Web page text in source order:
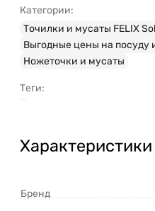
Категории:
Точилки и мусаты FELIX
Выгодные цены на посуду
Ножеточки и мусаты
Теги:
Характеристики
Бренд